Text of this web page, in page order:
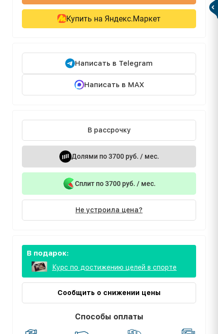
Купить на Яндекс.Маркет
Написать в Telegram
Написать в MAX
В рассрочку
Долями по 3700 руб. / мес.
Сплит по 3700 руб. / мес.
Не устроила цена?
В подарок:
Курс по достижению целей в спорте
Сообщить о снижении цены
Способы оплаты